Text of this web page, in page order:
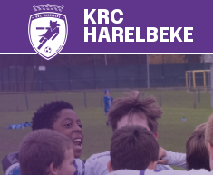
KRC
HARELBEKE